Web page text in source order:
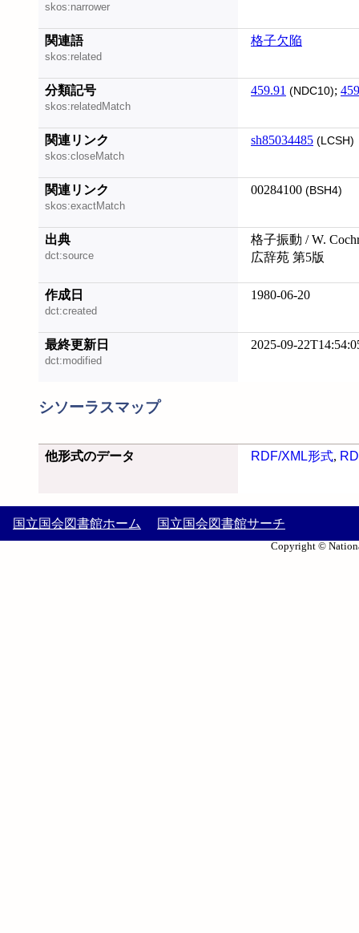
skos:narrower
関連語
skos:related
格子欠陥
分類記号
skos:relatedMatch
459.91 (NDC10);
関連リンク
skos:closeMatch
sh85034485 (LCSH)
関連リンク
skos:exactMatch
00284100 (BSH4)
出典
dct:source
格子振動 / W.
広辞苑 第5版
作成日
dct:created
1980-06-20
最終更新日
dct:modified
2025-09-
シソーラスマップ
他形式のデータ RDF/XML形式,
国立国会図書館ホーム 国立国会図書館サーチ
Copyright ©